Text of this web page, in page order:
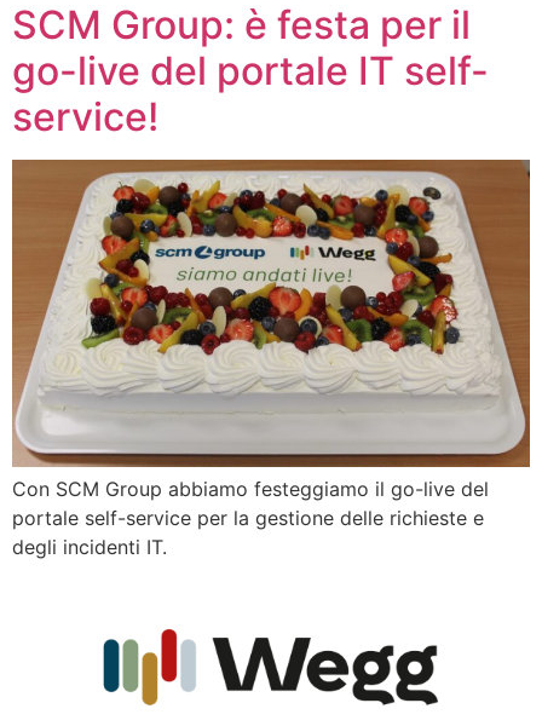
SCM Group: è festa per il
go-live del portale IT self-
service!
Con SCM Group abbiamo festeggiamo il go-live del
portale self-service per la gestione delle richieste e
degli incidenti IT.